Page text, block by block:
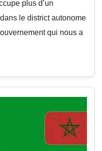
plus d’un
le district autonome
qui nous a